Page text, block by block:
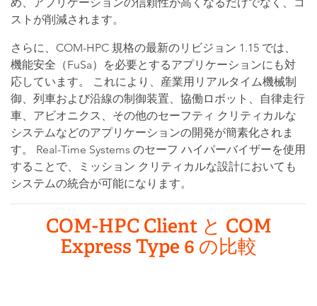
ストが削減されます。
さらに、COM-HPC 規格の最新のリビジョン 1.15 では、
機能安全（FuSa）を必要とするアプリケーションにも対
応しています。 これにより、産業用リアルタイム機械制
御、列車および沿線の制御装置、協働ロボット、自律走行
車、アビオニクス、その他のセーフティ クリティカルな
システムなどのアプリケーションの開発が簡素化されま
す。 Real-Time Systems のセーフ ハイパーバイザーを使用
することで、ミッション クリティカルな設計においても
システムの統合が可能になります。
COM-HPC Client と COM
Express Type 6 の比較